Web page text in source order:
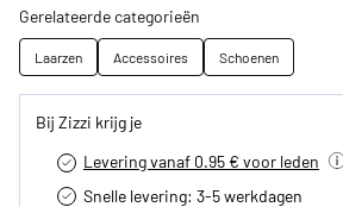
Gerelateerde categorieën
Laarzen Accessoires Schoenen
Bij Zizzi krijg je
Levering vanaf 0.95 € voor leden
Snelle levering: 3-5 werkdagen